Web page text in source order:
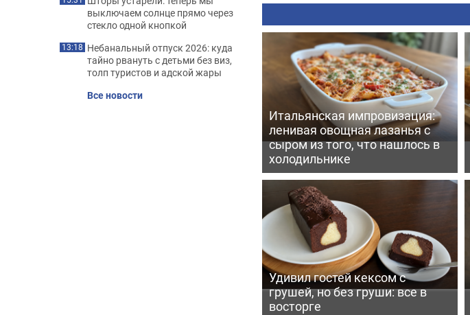
Итальянская импровизация:
ленивая овощная лазанья с
сыром из того, что нашлось в
холодильнике
Удивил гостей кексом с
грушей, но без груши: все в
восторге
выключаем солнце прямо через
стекло одной кнопкой
13:18 Небанальный отпуск 2026: куда
тайно рвануть с детьми без виз,
толп туристов и адской жары
Все новости